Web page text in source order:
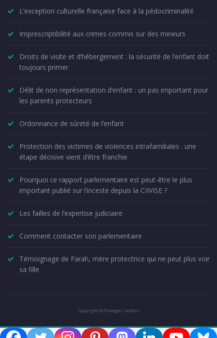
L’exception culturelle française face à la pédocriminalité
Imprescriptibilité aux crimes commis sur des mineurs
Droits de visite et d’hébergement : la sécurité de l’enfant doit
toujours primer
Délit de non représentation d’enfant : un pas important pour
les parents protecteurs
Ordonnance de sûreté de l’enfant
Protection des victimes de violences intrafamiliales : une
étape décisive vient d’être franchie
Pourquoi ce rapport parlementaire est peut-être le plus
important publié sur l’inceste depuis la CIIVISE ?
Les failles de l’expertise judiciaire
Comment contacter son parlementaire
Témoignage de Farah, mère protectrice qui ne peut plus voir
sa fille
Copyright © Protéger l enfant